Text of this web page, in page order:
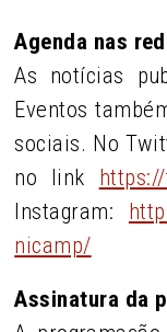
Agenda nas
As notícias
Eventos
sociais. No
no link
Instagram:
nicamp/
Assinatura da